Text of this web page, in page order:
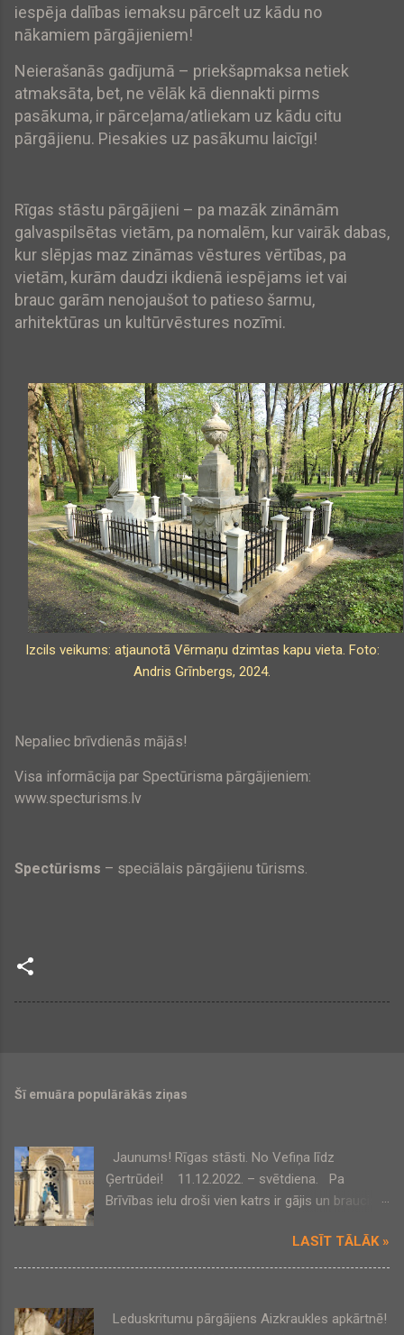
iespēja dalības iemaksu pārcelt uz kādu no
nākamiem pārgājieniem!
Neierašanās gadījumā – priekšapmaksa netiek
atmaksāta, bet, ne vēlāk kā diennakti pirms
pasākuma, ir pārceļama/atliekam uz kādu citu
pārgājienu. Piesakies uz pasākumu laicīgi!
Rīgas stāstu pārgājieni – pa mazāk zināmām
galvaspilsētas vietām, pa nomalēm, kur vairāk dabas,
kur slēpjas maz zināmas vēstures vērtības, pa
vietām, kurām daudzi ikdienā iespējams iet vai
brauc garām nenojaušot to patieso šarmu,
arhitektūras un kultūrvēstures nozīmi.
Izcils veikums: atjaunotā Vērmaņu dzimtas kapu vieta. Foto:
Andris Grīnbergs, 2024.
Nepaliec brīvdienās mājās!
Visa informācija par Spectūrisma pārgājieniem:
www.specturisms.lv
Spectūrisms – speciālais pārgājienu tūrisms.
Šī emuāra populārākās ziņas
Jaunums! Rīgas stāsti. No Vefiņa līdz
Ģertrūdei! 11.12.2022. – svētdiena. Pa
Brīvības ielu droši vien katrs ir gājis un braucis,
būs jaunums daudziem! VEF šķiet pazīstams
zīmols, bet tā vēsture un dabā atrodamās
interesanta! Tikšanās vieta: pie VEF Kultūras
LASĪT TĀLĀK »
Leduskritumu pārgājiens Aizkraukles apkārtnē!